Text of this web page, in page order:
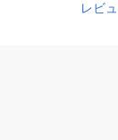
レビ